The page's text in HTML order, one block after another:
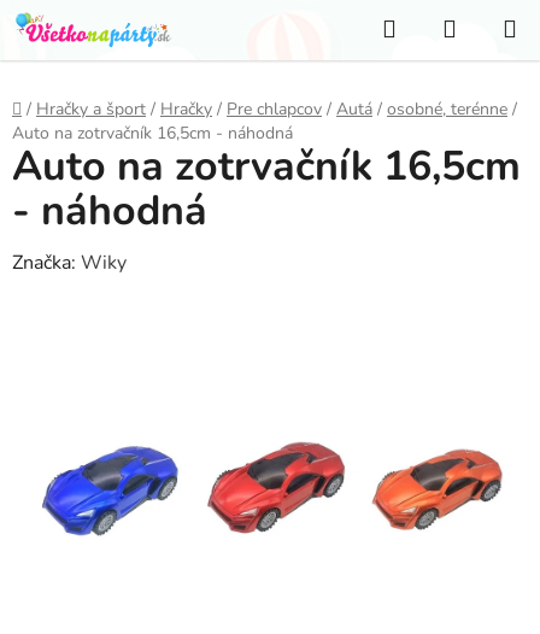
Prejsť
na
obsah
Hľadať
KOŠÍK
Domov
/ Hračky a šport / Hračky / Pre chlapcov / Autá / osobné, terénne /
Auto na zotrvačník 16,5cm - náhodná
Auto na zotrvačník 16,5cm
- náhodná
Značka: Wiky